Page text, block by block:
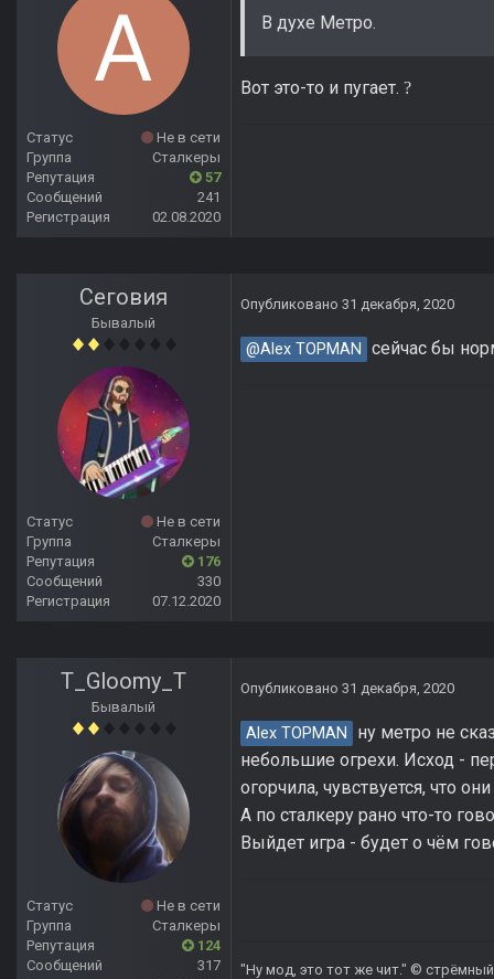
Статус
Не в сети
Группа
Сталкеры
Репутация
57
Сообщений
241
Регистрация
02.08.2020
В духе Метро.
Вот это-то и пугает. ?
Сеговия
Бывалый
Статус
Не в сети
Группа
Сталкеры
Репутация
176
Сообщений
330
Регистрация
07.12.2020
Опубликовано 31 декабря, 2020
@Alex TOPMAN сейчас бы
T_Gloomy_T
Бывалый
Статус
Не в сети
Группа
Сталкеры
Репутация
124
Сообщений
317
Опубликовано 31 декабря, 2020
Alex TOPMAN
ну метро не
небольшие огрехи. Исход -
огорчила, чувствуется, что
А по сталкеру рано что-то
Выйдет игра - будет о чём
"Ну мод, это тот же чит." ©